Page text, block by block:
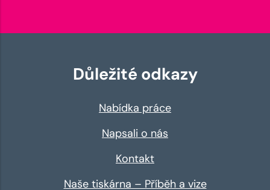
Důležité odkazy
Nabídka práce
Napsali o nás
Kontakt
Naše tiskárna – Příběh a vize